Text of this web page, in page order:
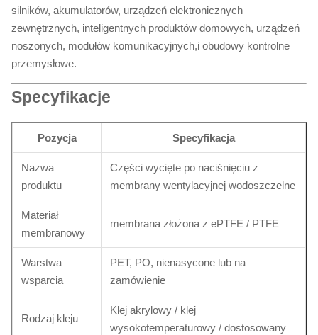
silników, akumulatorów, urządzeń elektronicznych
zewnętrznych, inteligentnych produktów domowych, urządzeń
noszonych, modułów komunikacyjnych,i obudowy kontrolne
przemysłowe.
Specyfikacje
Pozycja Specyfikacja
Nazwa
produktu
Części wycięte po naciśnięciu z
membrany wentylacyjnej wodoszczelne
Materiał
membranowy
membrana złożona z ePTFE / PTFE
Warstwa
wsparcia
PET, PO, nienasycone lub na
zamówienie
Rodzaj kleju
Klej akrylowy / klej
wysokotemperaturowy / dostosowany